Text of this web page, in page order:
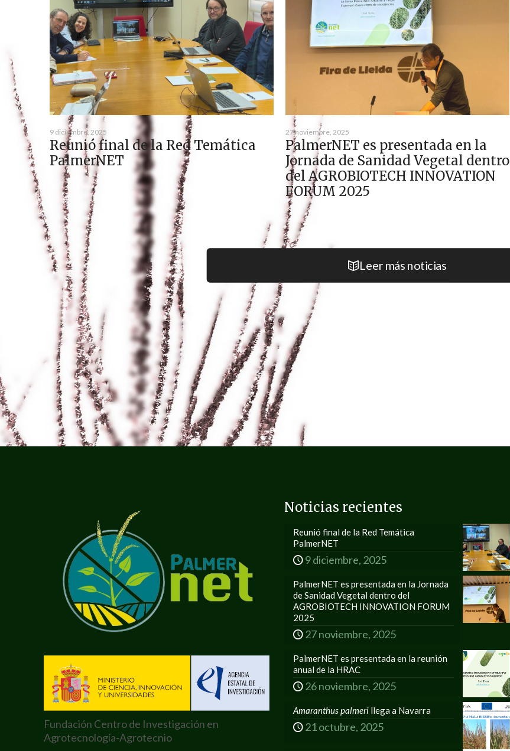
9 diciembre, 2025
Reunió final de la Red Temática
PalmerNET
27 noviembre, 2025
PalmerNET es presentada en la
Jornada de Sanidad Vegetal dentro
del AGROBIOTECH INNOVATION
FORUM 2025
Leer más noticias
Fundación Centro de Investigación en
Agrotecnología-Agrotecnio
Noticias recientes
Reunió final de la Red Temática
PalmerNET
9 diciembre, 2025
PalmerNET es presentada en la Jornada
de Sanidad Vegetal dentro del
AGROBIOTECH INNOVATION FORUM
2025
27 noviembre, 2025
PalmerNET es presentada en la reunión
anual de la HRAC
26 noviembre, 2025
Amaranthus palmerillega a Navarra
21 octubre, 2025